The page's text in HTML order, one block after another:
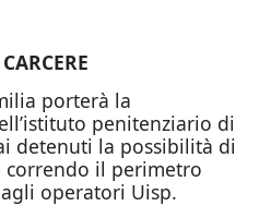
porterà la
penitenziario di
detenuti la possibilità di
correndo il perimetro
operatori Uisp.